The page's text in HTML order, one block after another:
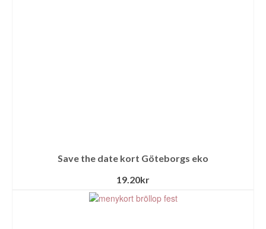
Save the date kort Göteborgs eko
19.20kr